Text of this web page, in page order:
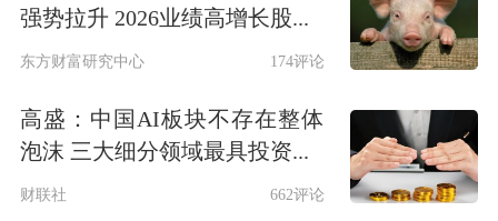
002763 汇洁股份 0.80
11.08
603165 荣晟环保
8.70
601216 君正集团 0.38
7.88
600983
7.01
强势拉升 2026业绩高增长股...
东方财富研究中心 174评论
高盛：中国AI板块不存在整体
泡沫 三大细分领域最具投资...
财联社 662评论